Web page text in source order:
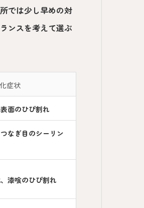
では少し早めの対
ンスを考えて選ぶ
症状
面のひび割れ
なぎ目のシーリン
漆喰のひび割れ